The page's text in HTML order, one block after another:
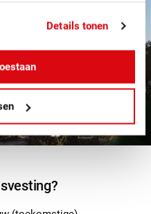
Details tonen